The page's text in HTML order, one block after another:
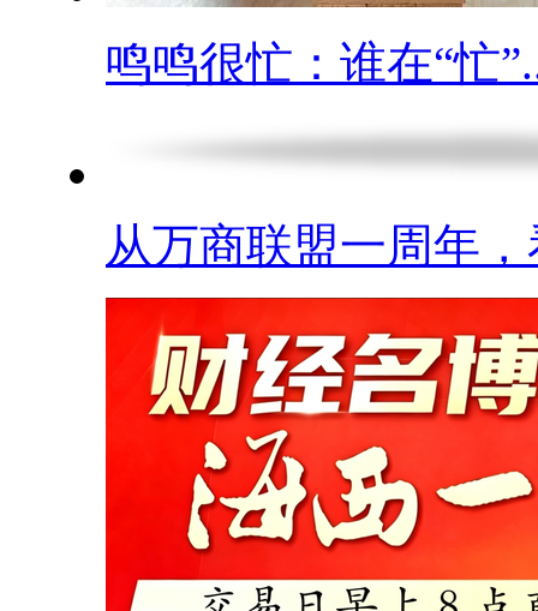
鸣鸣很忙：谁在“忙
从万商联盟一周年，